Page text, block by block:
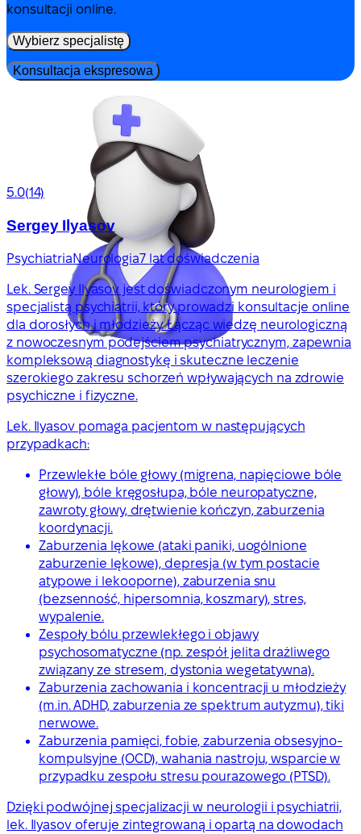
konsultacji online.
Wybierz specjalistę
Konsultacja ekspresowa
5.0(14)
Sergey Ilyasov
PsychiatriaNeurologia7 lat doświadczenia
Lek. Sergey Ilyasov jest doświadczonym neurologiem i
specjalistą psychiatrii, który prowadzi konsultacje online
dla dorosłych i młodzieży. Łącząc wiedzę neurologiczną
z nowoczesnym podejściem psychiatrycznym, zapewnia
kompleksową diagnostykę i skuteczne leczenie
szerokiego zakresu schorzeń wpływających na zdrowie
psychiczne i fizyczne.
Lek. Ilyasov pomaga pacjentom w następujących
przypadkach:
Przewlekłe bóle głowy (migrena, napięciowe bóle
głowy), bóle kręgosłupa, bóle neuropatyczne,
zawroty głowy, drętwienie kończyn, zaburzenia
koordynacji.
Zaburzenia lękowe (ataki paniki, uogólnione
zaburzenie lękowe), depresja (w tym postacie
atypowe i lekooporne), zaburzenia snu
(bezsenność, hipersomnia, koszmary), stres,
wypalenie.
Zespoły bólu przewlekłego i objawy
psychosomatyczne (np. zespół jelita drażliwego
związany ze stresem, dystonia wegetatywna).
Zaburzenia zachowania i koncentracji u młodzieży
(m.in. ADHD, zaburzenia ze spektrum autyzmu), tiki
nerwowe.
Zaburzenia pamięci, fobie, zaburzenia obsesyjno-
kompulsyjne (OCD), wahania nastroju, wsparcie w
przypadku zespołu stresu pourazowego (PTSD).
Dzięki podwójnej specjalizacji w neurologii i psychiatrii,
lek. Ilyasov oferuje zintegrowaną i opartą na dowodach